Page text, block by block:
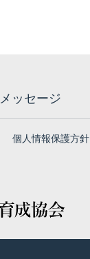
ッセージ
個人情報保護方針